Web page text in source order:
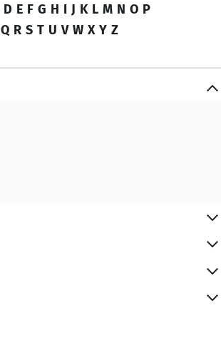
D E F G H I J K L M N O P
Q R S T U V W X Y Z